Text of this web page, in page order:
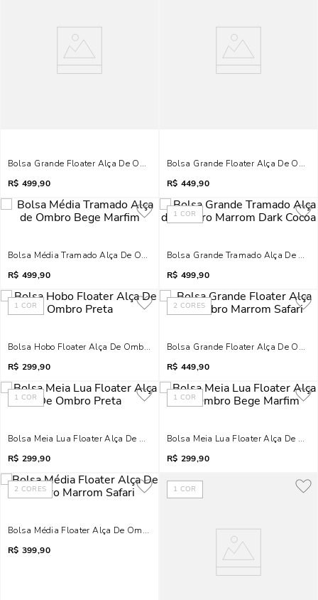
Bolsa Grande Floater Alça De Ombro Preta
R$ 499,90
Bolsa Grande Floater Alça De
R$ 449,90
Bolsa Média Tramado Alça De Ombro Bege Marfim
R$ 499,90
1 COR
Bolsa Grande Tramado Alça De
R$ 499,90
1 COR
Bolsa Hobo Floater Alça De Ombro Preta
R$ 299,90
2 CORES
Bolsa Grande Floater Alça De
R$ 449,90
1 COR
Bolsa Meia Lua Floater Alça De Ombro Preta
R$ 299,90
1 COR
Bolsa Meia Lua Floater Alça De
R$ 299,90
2 CORES
Bolsa Média Floater Alça De Ombro Marrom Safari
R$ 399,90
1 COR